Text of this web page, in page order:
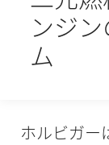
ンジ
ム
ホルビガー